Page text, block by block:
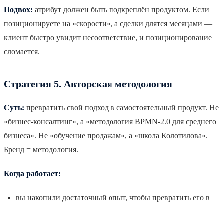
Подвох: атрибут должен быть подкреплён продуктом. Если
позиционируете на «скорости», а сделки длятся месяцами —
клиент быстро увидит несоответствие, и позиционирование
сломается.
Стратегия 5. Авторская методология
Суть: превратить свой подход в самостоятельный продукт. Не
«бизнес-консалтинг», а «методология BPMN-2.0 для среднего
бизнеса». Не «обучение продажам», а «школа Колотилова».
Бренд = методология.
Когда работает:
вы накопили достаточный опыт, чтобы превратить его в